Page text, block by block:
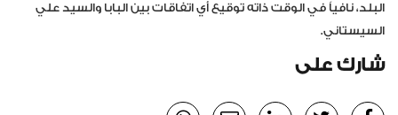
البلد، نافياً في الوقت ذاته توقيع أي اتفاقات بين البابا والسيد علي
السيستاني.
شارك على